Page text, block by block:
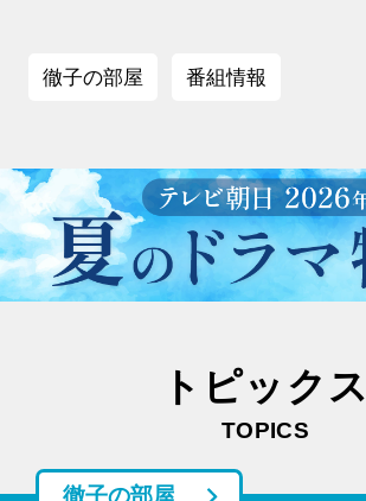
徹子の部屋 番組情報
トピックス
TOPICS